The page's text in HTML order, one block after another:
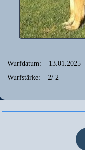
Wurfdatum: 13.01.2025
Wurfstärke: 2/ 2